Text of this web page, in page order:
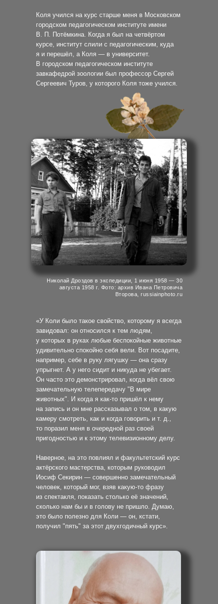
Коля учился на курс старше меня в Московском
городском педагогическом институте имени
В. П. Потёмкина. Когда я был на четвёртом
курсе, институт слили с педагогическим, куда
я и перешёл, а Коля — в университет.
В городском педагогическом институте
завкафедрой зоологии был профессор Сергей
Сергеевич Туров, у которого Коля тоже учился.
«У Коли было такое свойство, которому я всегда
завидовал: он относился к тем людям,
у которых в руках любые беспокойные животные
удивительно спокойно себя вели. Вот посадите,
например, себе в руку лягушку — она сразу
упрыгнет. А у него сидит и никуда не убегает.
Он часто это демонстрировал, когда вёл свою
замечательную телепередачу "В мире
животных". И когда я как-то пришёл к нему
на запись и он мне рассказывал о том, в какую
камеру смотреть, как и когда говорить и т. д.,
то поразил меня в очередной раз своей
пригодностью и к этому телевизионному делу.
Наверное, на это повлиял и факультетский курс
актёрского мастерства, которым руководил
Иосиф Секирин — совершенно замечательный
человек, который мог, взяв какую-то фразу
из спектакля, показать столько её значений,
сколько нам бы и в голову не пришло. Думаю,
это было полезно для Коли — он, кстати,
получил "пять" за этот двухгодичный курс».
Николай Дроздов в экспедиции, 1 июня 1958 — 30
августа 1958 г. Фото: архив Ивана Петровича
Второва, russiainphoto.ru